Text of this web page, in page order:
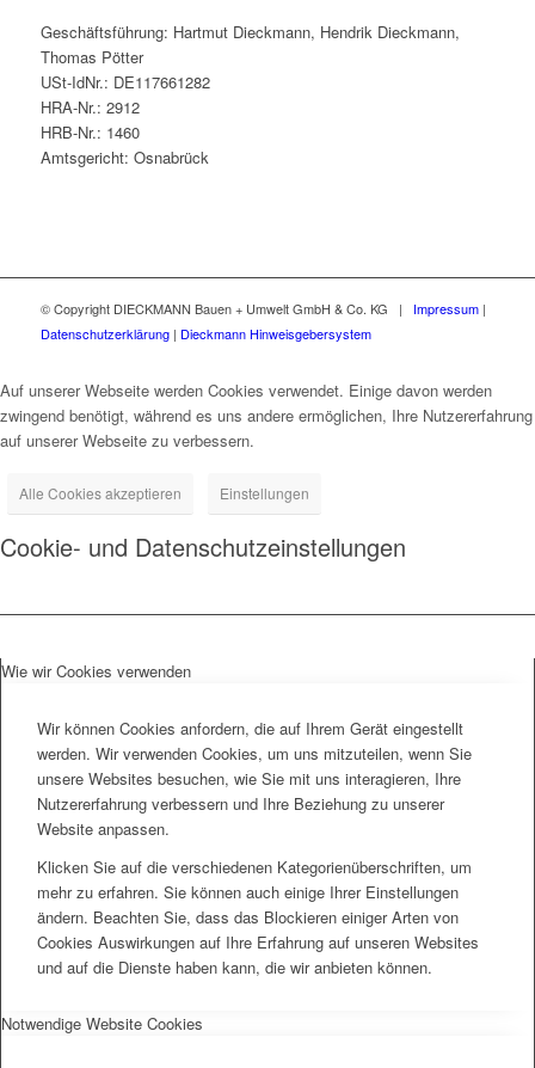
Geschäftsführung: Hartmut Dieckmann, Hendrik Dieckmann,
Thomas Pötter
USt-IdNr.: DE117661282
HRA-Nr.: 2912
HRB-Nr.: 1460
Amtsgericht: Osnabrück
© Copyright DIECKMANN Bauen + Umwelt GmbH & Co. KG | Impressum|
Datenschutzerklärung| Dieckmann Hinweisgebersystem
Auf unserer Webseite werden Cookies verwendet. Einige davon werden
zwingend benötigt, während es uns andere ermöglichen, Ihre Nutzererfahrung
auf unserer Webseite zu verbessern.
Alle Cookies akzeptieren Einstellungen
Cookie- und Datenschutzeinstellungen
Wie wir Cookies verwenden
Wir können Cookies anfordern, die auf Ihrem Gerät eingestellt
werden. Wir verwenden Cookies, um uns mitzuteilen, wenn Sie
unsere Websites besuchen, wie Sie mit uns interagieren, Ihre
Nutzererfahrung verbessern und Ihre Beziehung zu unserer
Website anpassen.
Klicken Sie auf die verschiedenen Kategorienüberschriften, um
mehr zu erfahren. Sie können auch einige Ihrer Einstellungen
ändern. Beachten Sie, dass das Blockieren einiger Arten von
Cookies Auswirkungen auf Ihre Erfahrung auf unseren Websites
und auf die Dienste haben kann, die wir anbieten können.
Notwendige Website Cookies